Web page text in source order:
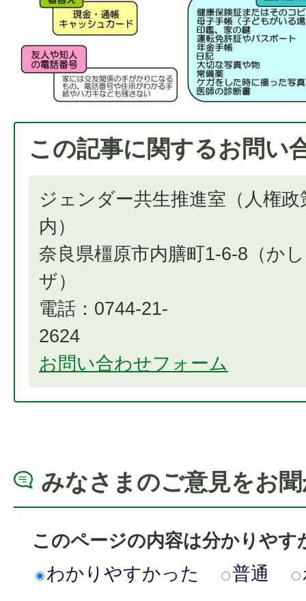
この記事に関するお問い
ジェンダー共生推進室（人権政
奈良県橿原市内膳町1-6-8（か
電話：0744-21-
お問い合わせフォーム
みなさまのご意見をお
このページの内容は分かりやす
わかりやすかった
普通